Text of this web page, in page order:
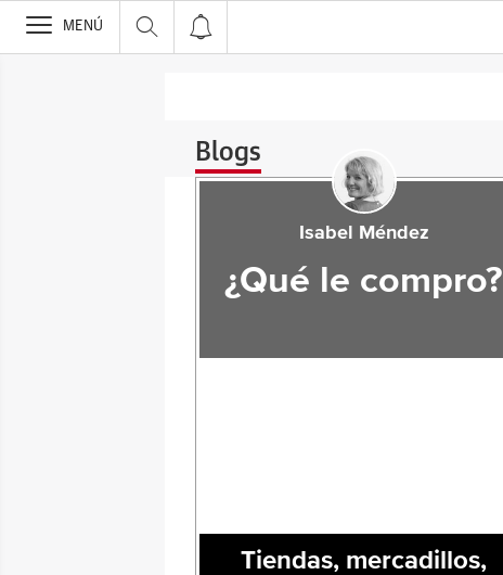
>
MENÚ
Blogs
Isabel Méndez
¿Qué le compro?
Tiendas, mercadillos,